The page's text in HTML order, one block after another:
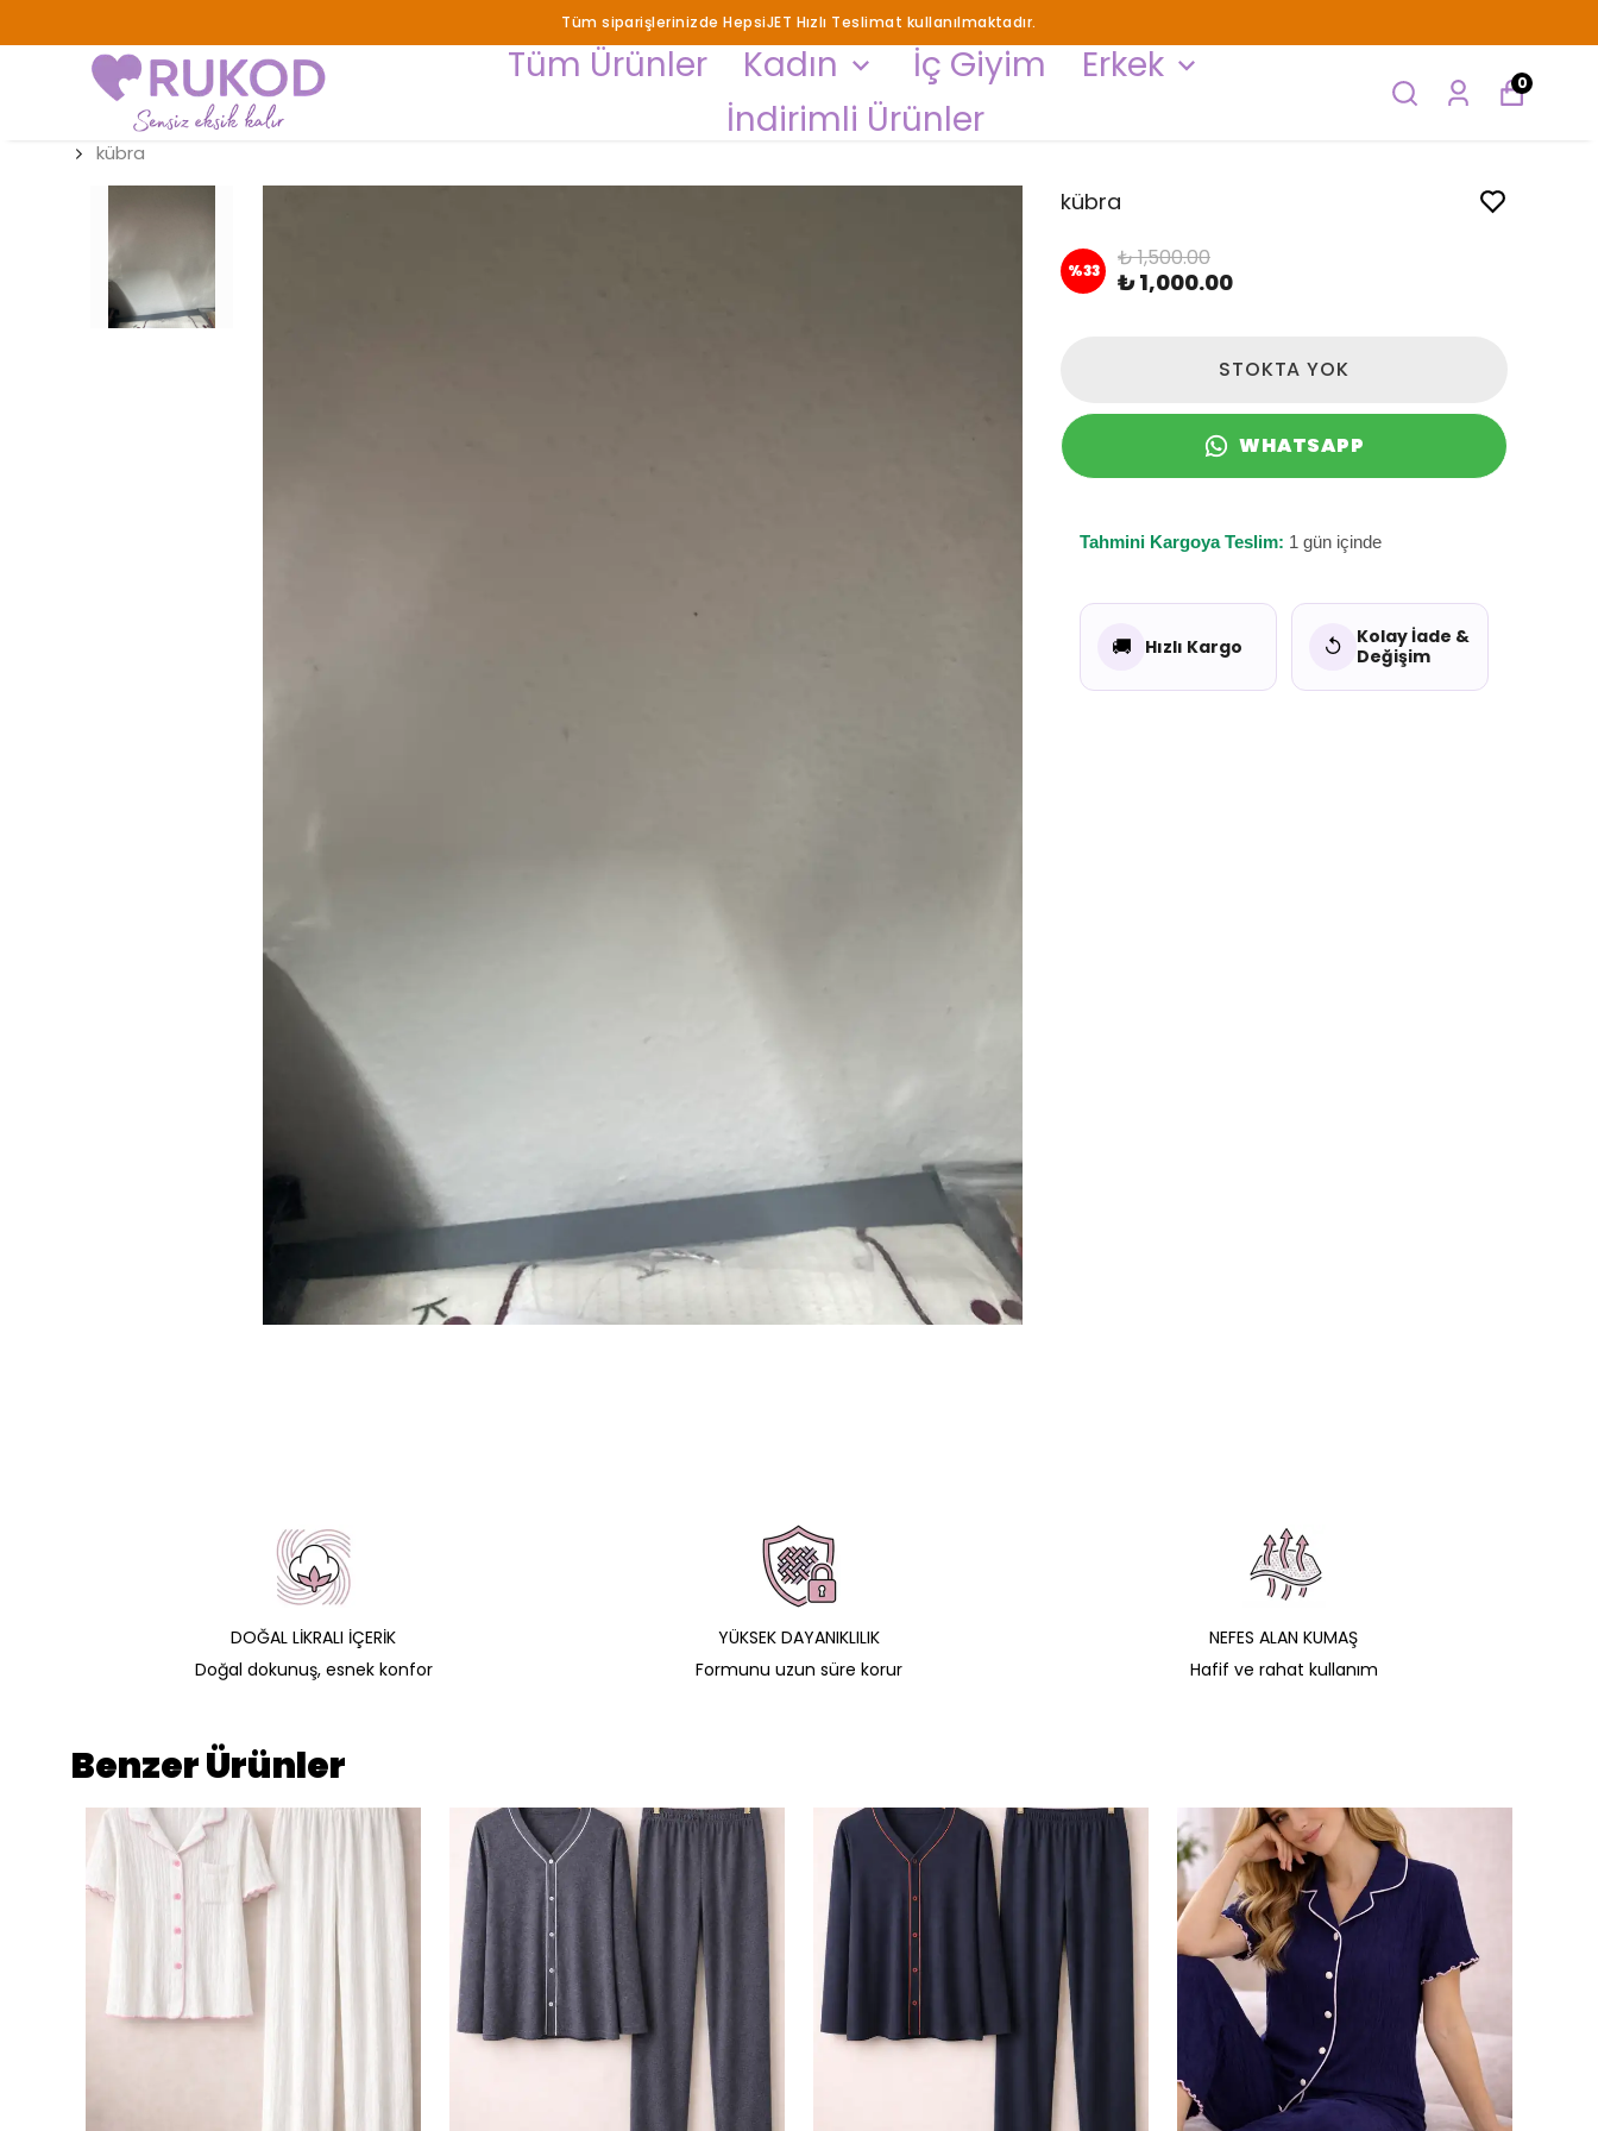
Tüm siparişlerinizde HepsiJET Hızlı Teslimat kullanılmaktadır.
Tüm Ürünler Kadın İç Giyim
Erkek
İndirimli Ürünler
0
kübra
kübra
%33 ₺ 1,500.00
₺ 1,000.00
STOKTA YOK
WHATSAPP
Tahmini Kargoya Teslim: 1 gün içinde
🚚 Hızlı Kargo ↺
Kolay İade &
Değişim
DOĞAL LİKRALI İÇERİK
Doğal dokunuş, esnek konfor
YÜKSEK DAYANIKLILIK
Formunu uzun süre korur
NEFES ALAN KUMAŞ
Hafif ve rahat kullanım
Benzer Ürünler